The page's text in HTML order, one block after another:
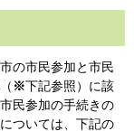
の市民参加と市民
※下記参照）に該
民参加の手続きの
ついては、下記の